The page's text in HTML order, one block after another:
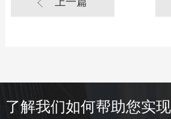
了解我们如何帮助您实